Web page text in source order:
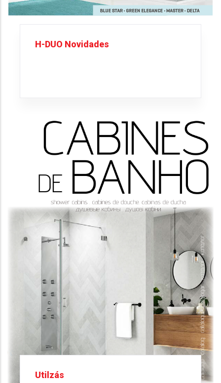
H-DUO Novidades
Utilzás